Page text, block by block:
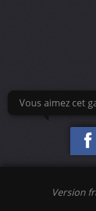
Vous aimez cet
Version